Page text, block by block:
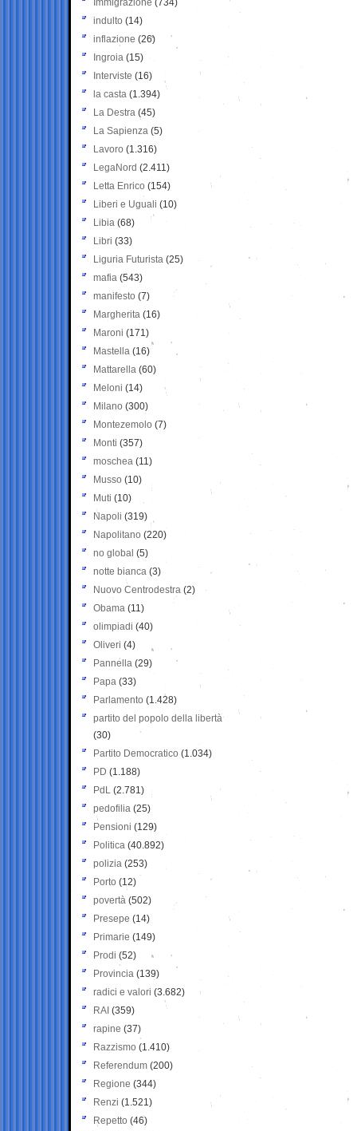
Immigrazione (734)
indulto (14)
inflazione (26)
Ingroia (15)
Interviste (16)
la casta (1.394)
La Destra (45)
La Sapienza (5)
Lavoro (1.316)
LegaNord (2.411)
Letta Enrico (154)
Liberi e Uguali (10)
Libia (68)
Libri (33)
Liguria Futurista (25)
mafia (543)
manifesto (7)
Margherita (16)
Maroni (171)
Mastella (16)
Mattarella (60)
Meloni (14)
Milano (300)
Montezemolo (7)
Monti (357)
moschea (11)
Musso (10)
Muti (10)
Napoli (319)
Napolitano (220)
no global (5)
notte bianca (3)
Nuovo Centrodestra (2)
Obama (11)
olimpiadi (40)
Oliveri (4)
Pannella (29)
Papa (33)
Parlamento (1.428)
partito del popolo della libertà
(30)
Partito Democratico (1.034)
PD (1.188)
PdL (2.781)
pedofilia (25)
Pensioni (129)
Politica (40.892)
polizia (253)
Porto (12)
povertà (502)
Presepe (14)
Primarie (149)
Prodi (52)
Provincia (139)
radici e valori (3.682)
RAI (359)
rapine (37)
Razzismo (1.410)
Referendum (200)
Regione (344)
Renzi (1.521)
Repetto (46)